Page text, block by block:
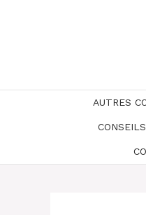
AUTRES